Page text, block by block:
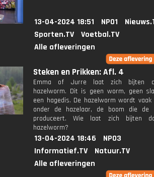
13-04-2024 18:51 NPO1
Sporten.TV
Voetbal.TV
Alle afleveringen
Steken en Prikken: Afl. 4
Emma of Jurre laat zich bijten
hazelworm. Dit is geen worm, geen
een hagedis. De hazelworm wordt vaak
onder de hazelaar, de boom die de
produceert. Wie laat zich bijten
hazelworm?
13-04-2024 18:46
NPO3
Informatief.TV
Natuur.TV
Alle afleveringen